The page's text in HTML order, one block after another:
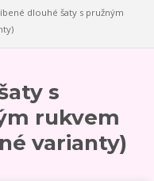
dlouhé šaty s pružným
s
rukvem
varianty)